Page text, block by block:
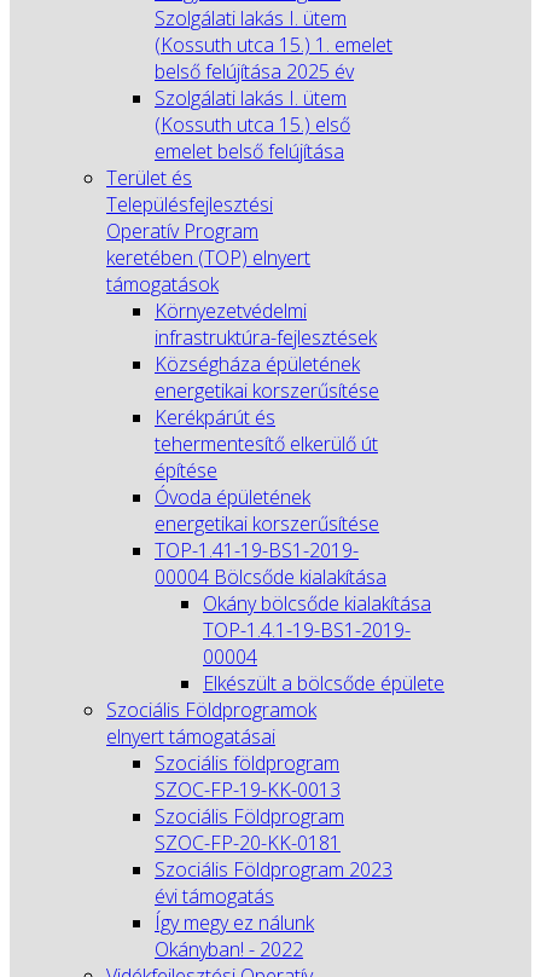
Szolgálati lakás I. ütem
(Kossuth utca 15.) 1. emelet
belső felújítása 2025 év
Szolgálati lakás I. ütem
(Kossuth utca 15.) első
emelet belső felújítása
Terület és
Településfejlesztési
Operatív Program
keretében (TOP) elnyert
támogatások
Környezetvédelmi
infrastruktúra-fejlesztések
Községháza épületének
energetikai korszerűsítése
Kerékpárút és
tehermentesítő elkerülő út
építése
Óvoda épületének
energetikai korszerűsítése
TOP-1.41-19-BS1-2019-
00004 Bölcsőde kialakítása
Okány bölcsőde kialakítása
TOP-1.4.1-19-BS1-2019-
00004
Elkészült a bölcsőde épülete
Szociális Földprogramok
elnyert támogatásai
Szociális földprogram
SZOC-FP-19-KK-0013
Szociális Földprogram
SZOC-FP-20-KK-0181
Szociális Földprogram 2023
évi támogatás
Így megy ez nálunk
Okányban! - 2022